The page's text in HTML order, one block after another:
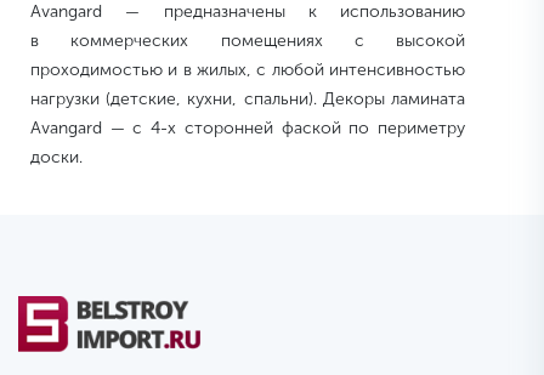
Avangard — предназначены к использованию
в коммерческих помещениях с высокой
проходимостью и в жилых, с любой интенсивностью
нагрузки (детские, кухни, спальни). Декоры ламината
Avangard — с 4-х сторонней фаской по периметру
доски.